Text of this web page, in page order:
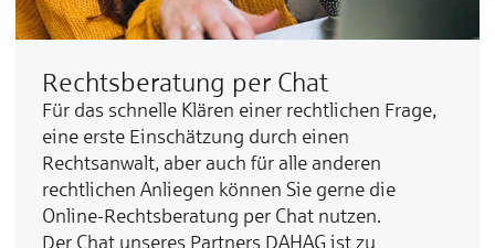
Rechtsberatung per Chat
Für das schnelle Klären einer rechtlichen Frage,
eine erste Einschätzung durch einen
Rechtsanwalt, aber auch für alle anderen
rechtlichen Anliegen können Sie gerne die
Online-Rechtsberatung per Chat nutzen.
Der Chat unseres Partners DAHAG ist zu